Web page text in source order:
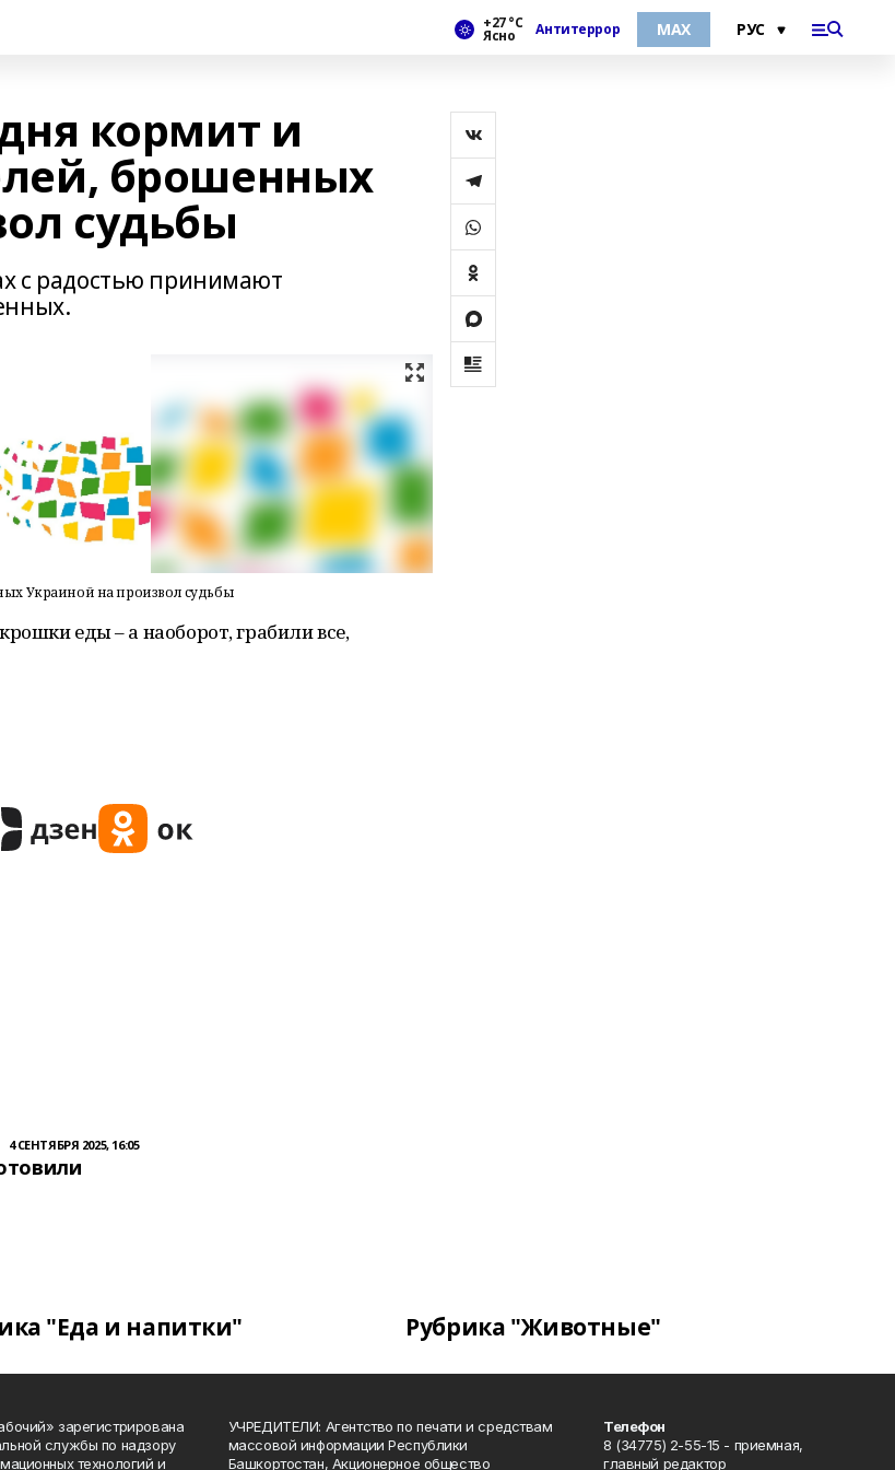
+27 °С
Ясно Антитеррор МАХ
кормит и
брошенных
судьбы
с радостью принимают
Украиной на произвол судьбы
еды – а наоборот, грабили все,
4 СЕНТЯБРЯ 2025, 16:05
"Еда и напитки" Рубрика "Животные"
зарегистрирована
службы по надзору
технологий и
УЧРЕДИТЕЛИ: Агентство по печати и средствам
массовой информации Республики
Башкортостан, Акционерное общество
Телефон
8 (34775) 2-55-15 - приемная,
главный редактор